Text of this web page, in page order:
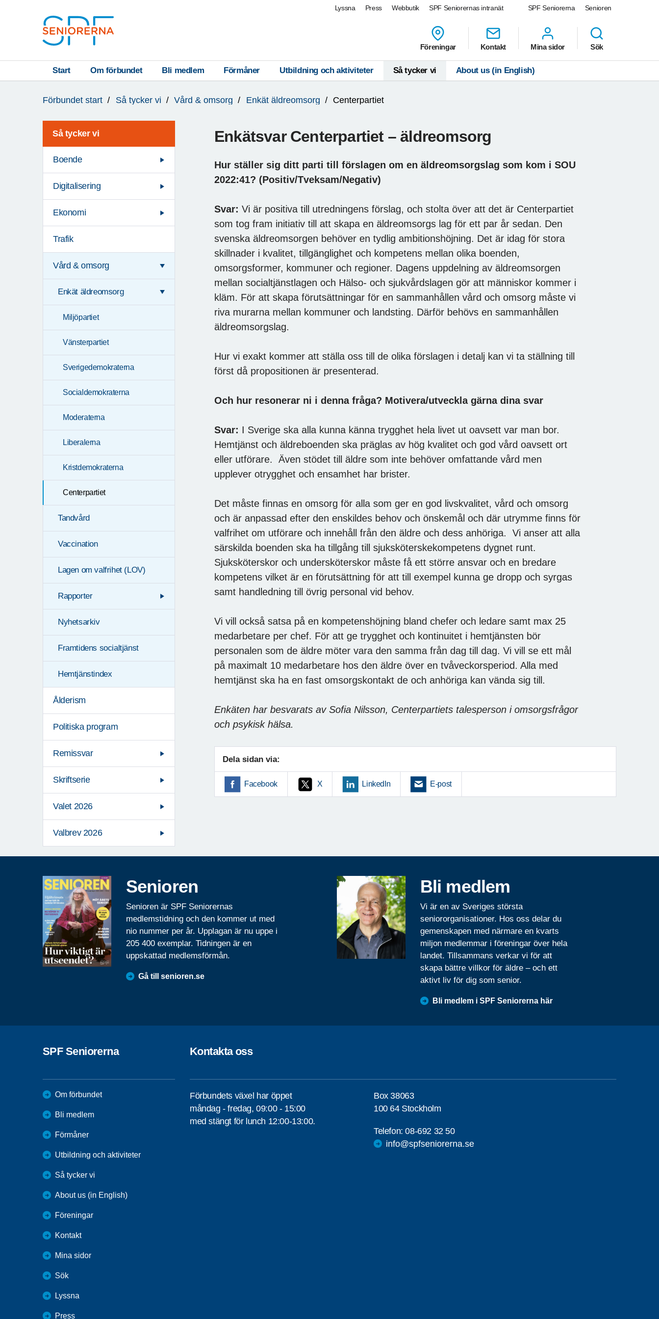
SPF Seniorerna Senioren
Lyssna Press Webbutik SPF Seniorernas intranät
Föreningar Kontakt Mina sidor Sök
Start Om förbundet Bli medlem Förmåner Utbildning och aktiviteter Så tycker vi About us (in English)
är
Förbundet start Så tycker vi Vård & omsorg Enkät äldreomsorg Centerpartiet
Så tycker vi
Boende
Digitalisering
Ekonomi
Trafik
Vård & omsorg
Enkät äldreomsorg
Miljöpartiet
Vänsterpartiet
Sverigedemokraterna
Socialdemokraterna
Moderaterna
Liberalerna
Kristdemokraterna
Centerpartiet
Tandvård
Vaccination
Lagen om valfrihet (LOV)
Rapporter
Nyhetsarkiv
Framtidens socialtjänst
Hemtjänstindex
Ålderism
Politiska program
Remissvar
Skriftserie
Valet 2026
Valbrev 2026
Enkätsvar Centerpartiet – äldreomsorg
Hur ställer sig ditt parti till förslagen om en äldreomsorgslag som kom i SOU
2022:41? (Positiv/Tveksam/Negativ)
Svar: Vi är positiva till utredningens förslag, och stolta över att det är Centerpartiet
som tog fram initiativ till att skapa en äldreomsorgs lag för ett par år sedan. Den
svenska äldreomsorgen behöver en tydlig ambitionshöjning. Det är idag för stora
skillnader i kvalitet, tillgänglighet och kompetens mellan olika boenden,
omsorgsformer, kommuner och regioner. Dagens uppdelning av äldreomsorgen
mellan socialtjänstlagen och Hälso- och sjukvårdslagen gör att människor kommer i
kläm. För att skapa förutsättningar för en sammanhållen vård och omsorg måste vi
riva murarna mellan kommuner och landsting. Därför behövs en sammanhållen
äldreomsorgslag.
Hur vi exakt kommer att ställa oss till de olika förslagen i detalj kan vi ta ställning till
först då propositionen är presenterad.
Och hur resonerar ni i denna fråga? Motivera/utveckla gärna dina svar
Svar: I Sverige ska alla kunna känna trygghet hela livet ut oavsett var man bor.
Hemtjänst och äldreboenden ska präglas av hög kvalitet och god vård oavsett ort
eller utförare. Även stödet till äldre som inte behöver omfattande vård men
upplever otrygghet och ensamhet har brister.
Det måste finnas en omsorg för alla som ger en god livskvalitet, vård och omsorg
och är anpassad efter den enskildes behov och önskemål och där utrymme finns för
valfrihet om utförare och innehåll från den äldre och dess anhöriga. Vi anser att alla
särskilda boenden ska ha tillgång till sjuksköterskekompetens dygnet runt.
Sjuksköterskor och undersköterskor måste få ett större ansvar och en bredare
kompetens vilket är en förutsättning för att till exempel kunna ge dropp och syrgas
samt handledning till övrig personal vid behov.
Vi vill också satsa på en kompetenshöjning bland chefer och ledare samt max 25
medarbetare per chef. För att ge trygghet och kontinuitet i hemtjänsten bör
personalen som de äldre möter vara den samma från dag till dag. Vi vill se ett mål
på maximalt 10 medarbetare hos den äldre över en tvåveckorsperiod. Alla med
hemtjänst ska ha en fast omsorgskontakt de och anhöriga kan vända sig till.
Enkäten har besvarats av Sofia Nilsson, Centerpartiets talesperson i omsorgsfrågor
och psykisk hälsa.
Dela sidan via:
Facebook X LinkedIn E-post
Senioren
Senioren är SPF Seniorernas
medlemstidning och den kommer ut med
nio nummer per år. Upplagan är nu uppe i
205 400 exemplar. Tidningen är en
uppskattad medlemsförmån.
Gå till senioren.se
Bli medlem
Vi är en av Sveriges största
seniororganisationer. Hos oss delar du
gemenskapen med närmare en kvarts
miljon medlemmar i föreningar över hela
landet. Tillsammans verkar vi för att
skapa bättre villkor för äldre – och ett
aktivt liv för dig som senior.
Bli medlem i SPF Seniorerna här
SPF Seniorerna
Om förbundet
Bli medlem
Förmåner
Utbildning och aktiviteter
Så tycker vi
About us (in English)
Föreningar
Kontakt
Mina sidor
Sök
Lyssna
Press
Kontakta oss
Förbundets växel har öppet
måndag - fredag, 09:00 - 15:00
med stängt för lunch 12:00-13:00.
Box 38063
100 64 Stockholm
Telefon:08-692 32 50
info@spfseniorerna.se